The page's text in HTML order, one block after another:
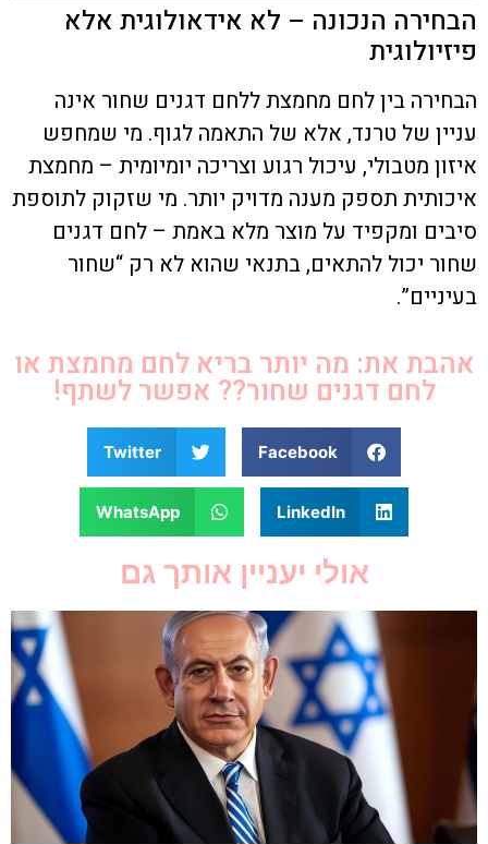
הבחירה הנכונה – לא אידאולוגית אלא
פיזיולוגית
הבחירה בין לחם מחמצת ללחם דגנים שחור אינה
עניין של טרנד, אלא של התאמה לגוף. מי שמחפש
איזון מטבולי, עיכול רגוע וצריכה יומיומית – מחמצת
איכותית תספק מענה מדויק יותר. מי שזקוק לתוספת
סיבים ומקפיד על מוצר מלא באמת – לחם דגנים
שחור יכול להתאים, בתנאי שהוא לא רק “שחור
בעיניים”.
אהבת את: מה יותר בריא לחם מחמצת או
לחם דגנים שחור?? אפשר לשתף!
Facebook
Twitter
LinkedIn
WhatsApp
אולי יעניין אותך גם